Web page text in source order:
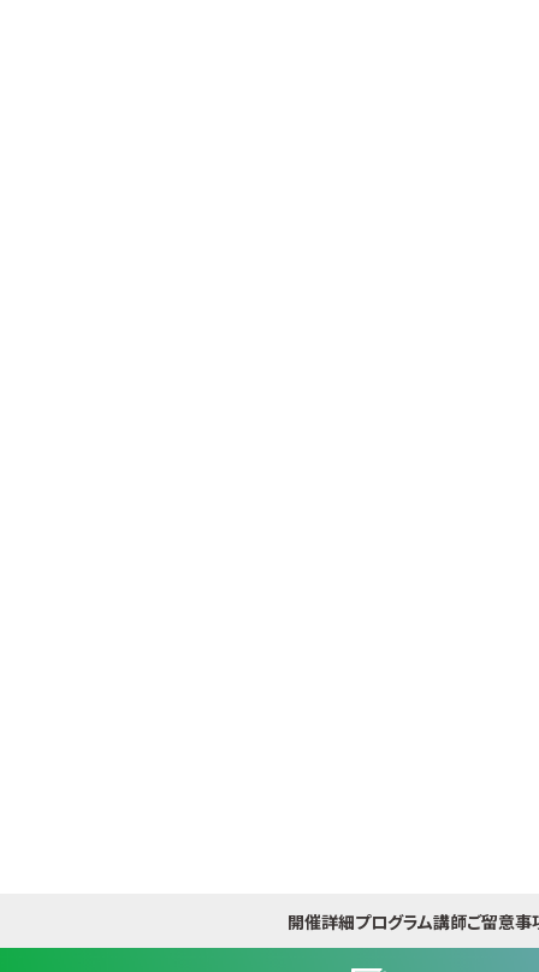
開催詳細プログラム講師ご留意事